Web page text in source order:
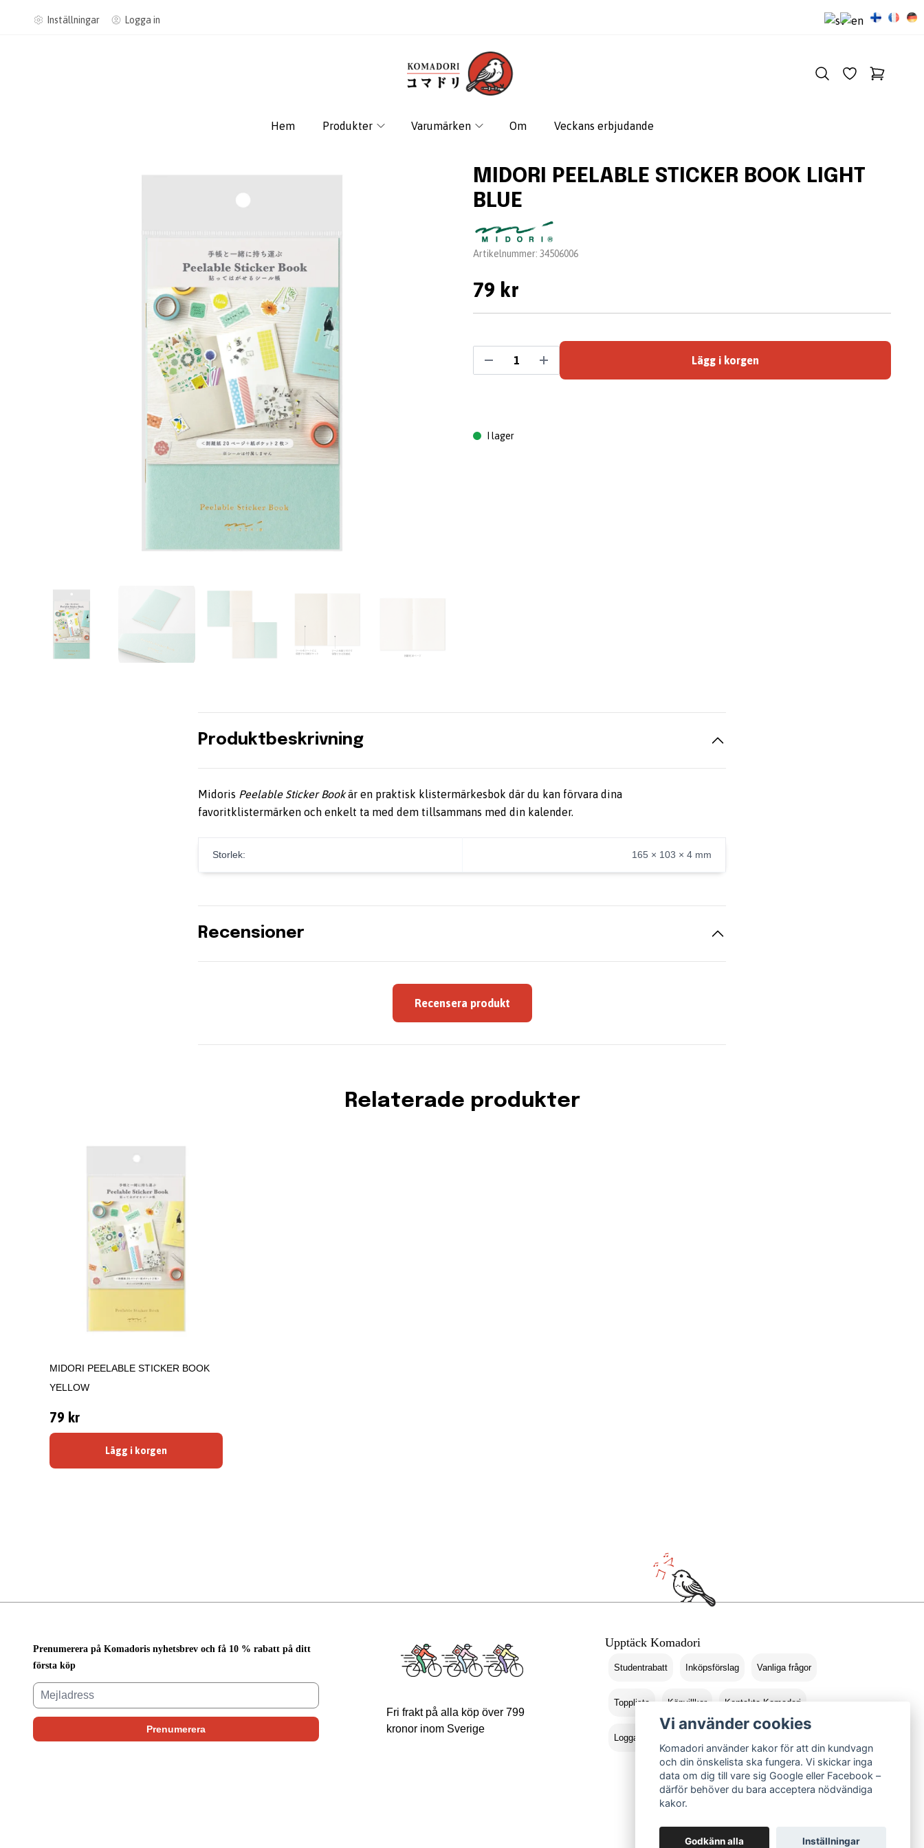
Inställningar Logga in
Hem Produkter Varumärken Om Veckans erbjudande
MIDORI PEELABLE STICKER BOOK LIGHT
BLUE
Leverantör:
Artikelnummer: 34506006
79 kr
Lägg i korgen
I lager
Produktbeskrivning
Midoris Peelable Sticker Bookär en praktisk klistermärkesbok där du kan förvara dina
favoritklistermärken och enkelt ta med dem tillsammans med din kalender.
Storlek: 165 × 103 × 4 mm
Recensioner
Recensera produkt
Relaterade produkter
MIDORI PEELABLE STICKER BOOK
YELLOW
79 kr
Lägg i korgen
Prenumerera på Komadoris nyhetsbrev och få 10 % rabatt på ditt
första köp
Fri frakt på alla köp över 799
kronor inom Sverige
Upptäck Komadori
Studentrabatt Inköpsförslag Vanliga frågor
Topplista Köpvillkor Kontakta Komadori
Logga in
Vi använder cookies
Komadori använder kakor för att din kundvagn
och din önskelista ska fungera. Vi skickar inga
data om dig till vare sig Google eller Facebook –
därför behöver du bara acceptera nödvändiga
kakor.
Godkänn alla Inställningar